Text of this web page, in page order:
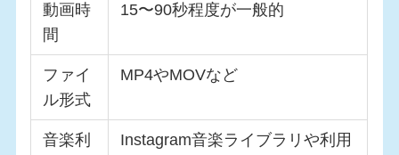
動画時
間
15〜90秒程度が一般的
ファイ
ル形式
MP4やMOVなど
音楽利
Instagram音楽ライブラリや利用